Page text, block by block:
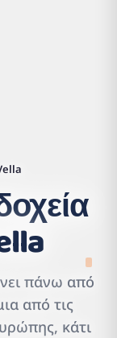
πάνω από
από τις
κάτι